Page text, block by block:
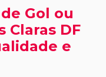
Gol ou
Claras DF
e